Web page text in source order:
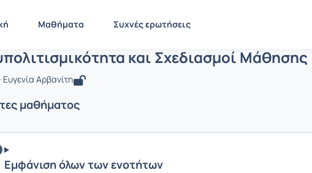
Μαθήματα Συχνές ερωτήσεις
Σελίδα Πολυπολιτισμικότητα και Σχεδιασμοί Μάθησης
: Πολυπολιτισμικότητα και Σχεδιασμοί
: PN1548
και Σχεδιασμοί Μάθησης
Ευγενία Αρβανίτη
μαθήματος
Εμφάνιση όλων των ενοτήτων